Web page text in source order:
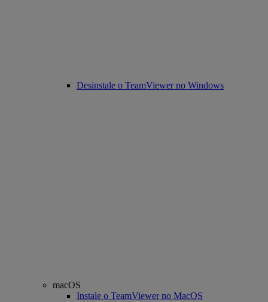
Desinstale o TeamViewer no Windows
macOS
Instale o TeamViewer no MacOS